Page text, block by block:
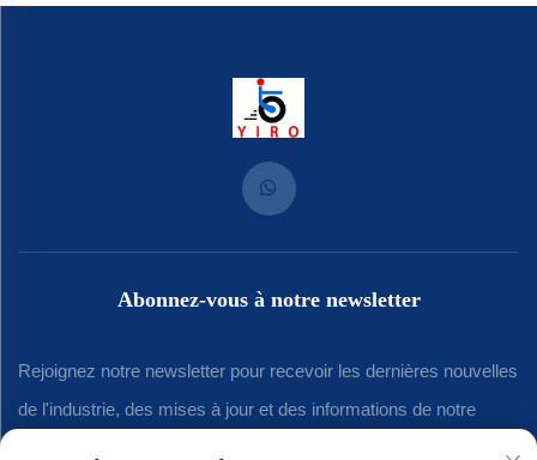
Abonnez-vous à notre newsletter
Rejoignez notre newsletter pour recevoir les dernières nouvelles
de l'industrie, des mises à jour et des informations de notre